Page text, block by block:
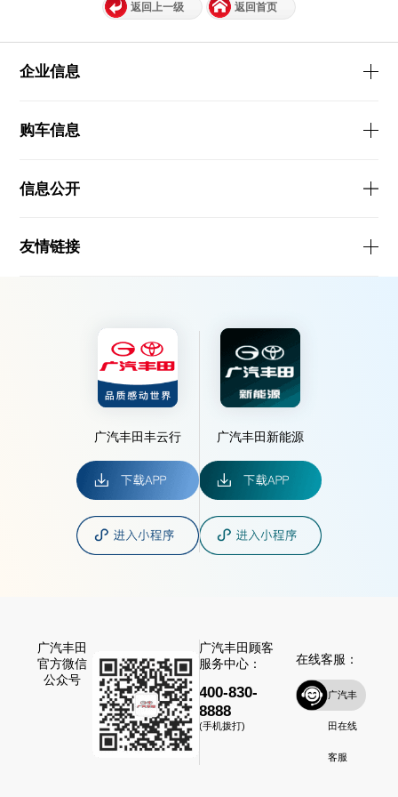
返回上一级 返回首页
企业信息
购车信息
信息公开
友情链接
广汽丰田丰云行 广汽丰田新能源
广汽丰田
官方微信
公众号
广汽丰田顾客
服务中心：
400-830-
8888
(手机拨打)
在线客服：
广汽丰
田在线
客服